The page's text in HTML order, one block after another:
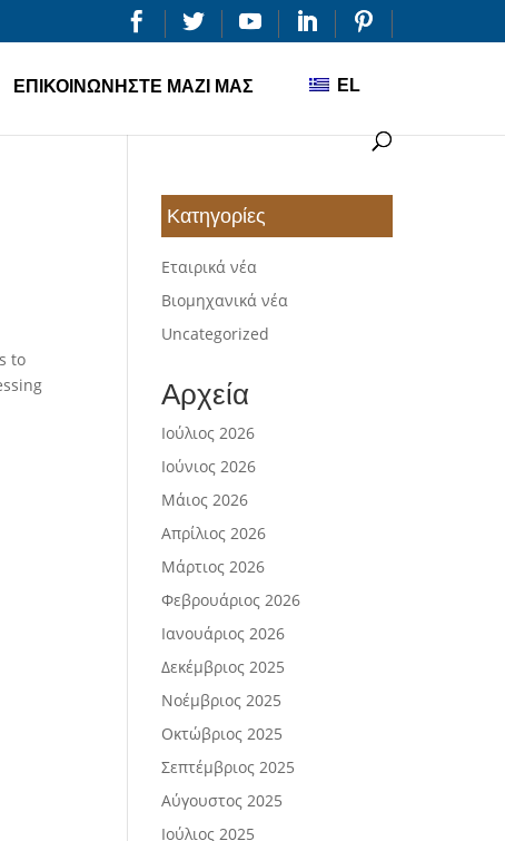
 
ΕΠΙΚΟΙΝΩΝΉΣΤΕ ΜΑΖΊ ΜΑΣ EL
to
Κατηγορίες
Εταιρικά νέα
Βιομηχανικά νέα
Uncategorized
Αρχεία
Ιούλιος 2026
Ιούνιος 2026
Μάιος 2026
Απρίλιος 2026
Μάρτιος 2026
Φεβρουάριος 2026
Ιανουάριος 2026
Δεκέμβριος 2025
Νοέμβριος 2025
Οκτώβριος 2025
Σεπτέμβριος 2025
Αύγουστος 2025
Ιούλιος 2025